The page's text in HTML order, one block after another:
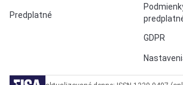
Predplatné
GDPR